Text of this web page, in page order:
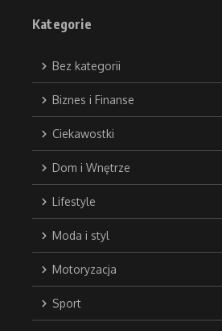
Kategorie
Bez kategorii
Biznes i Finanse
Ciekawostki
Dom i Wnętrze
Lifestyle
Moda i styl
Motoryzacja
Sport